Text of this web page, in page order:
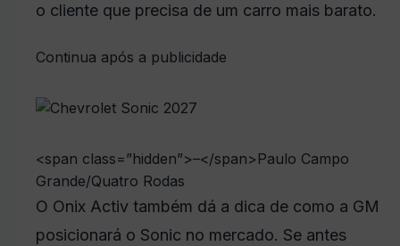
o cliente que precisa de um carro mais barato.
Continua após a publicidade
<span class=”hidden”>–</span>Paulo Campo
Grande/Quatro Rodas
O Onix Activ também dá a dica de como a GM
posicionará o Sonic no mercado. Se antes